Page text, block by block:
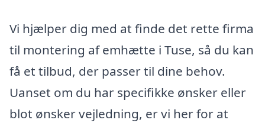
Vi hjælper dig med at finde det rette firma
til montering af emhætte i Tuse, så du kan
få et tilbud, der passer til dine behov.
Uanset om du har specifikke ønsker eller
blot ønsker vejledning, er vi her for at